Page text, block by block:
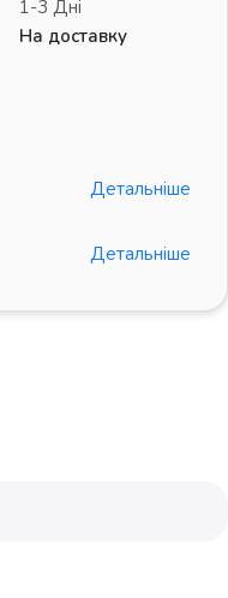
1-3 Дні
На доставку
Детальніше
Детальніше